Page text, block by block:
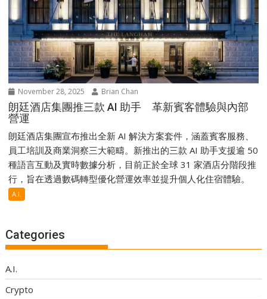
November 28, 2025 Brian Chan
朗廷酒店集團推三款 AI 助手 革新賓客體驗與內部
營運
朗廷酒店集團宣布推出全新 AI 解決方案套件，涵蓋賓客服務、
員工培訓及商業洞察三大範疇。新推出的三款 AI 助手支援逾 50
種語言互動及實時數據分析，目前正於全球 31 家酒店分階段推
行，旨在透過數碼轉型優化營運效率並提升個人化住宿體驗。
A.I.
Categories
A.I.
Crypto